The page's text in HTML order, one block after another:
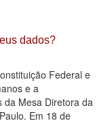
dados?
Federal e
e a
da Mesa Diretora da
Em 18 de